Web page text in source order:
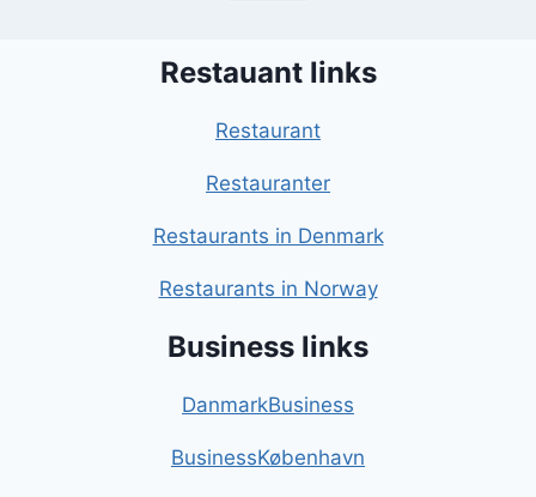
Restauant links
Restaurant
Restauranter
Restaurants in Denmark
Restaurants in Norway
Business links
DanmarkBusiness
BusinessKøbenhavn